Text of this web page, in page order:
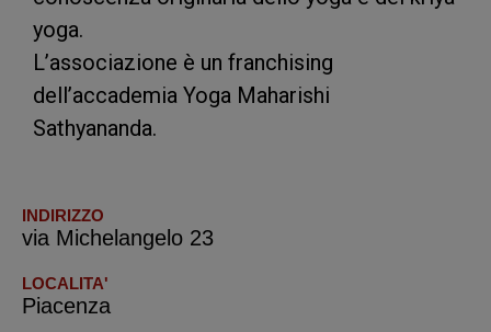
yoga.
L’associazione è un franchising
dell’accademia Yoga Maharishi
Sathyananda.
INDIRIZZO
via Michelangelo 23
LOCALITA'
Piacenza